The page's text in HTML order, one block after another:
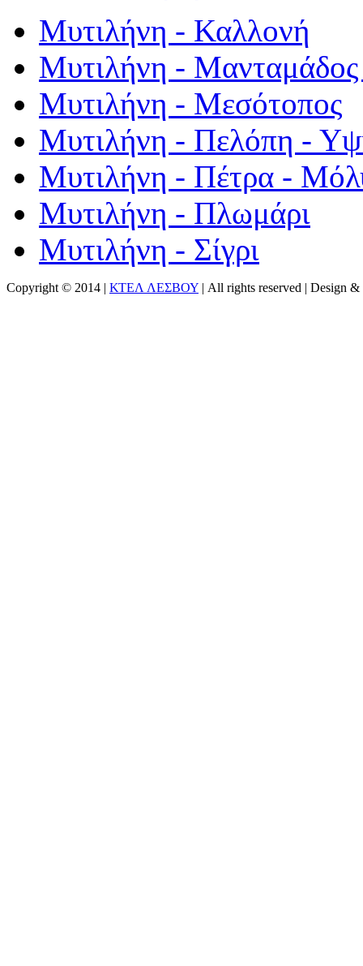
Μυτιλήνη - Καλλονή
Μυτιλήνη - Μανταμάδος
Μυτιλήνη - Μεσότοπος
Μυτιλήνη - Πελόπη -
Μυτιλήνη - Πέτρα -
Μυτιλήνη - Πλωμάρι
Μυτιλήνη - Σίγρι
Copyright © 2014 | ΚΤΕΛ ΛΕΣΒΟΥ | All rights reserved | Design &